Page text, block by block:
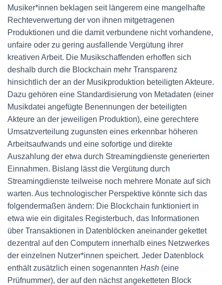
Musiker*innen beklagen seit längerem eine mangelhafte
Rechteverwertung der von ihnen mitgetragenen
Produktionen und die damit verbundene nicht vorhandene,
unfaire oder zu gering ausfallende Vergütung ihrer
kreativen Arbeit. Die Musikschaffenden erhoffen sich
deshalb durch die Blockchain mehr Transparenz
hinsichtlich der an der Musikproduktion beteiligten Akteure.
Dazu gehören eine Standardisierung von Metadaten (einer
Musikdatei angefügte Benennungen der beteiligten
Akteure an der jeweiligen Produktion), eine gerechtere
Umsatzverteilung zugunsten eines erkennbar höheren
Arbeitsaufwands und eine sofortige und direkte
Auszahlung der etwa durch Streamingdienste generierten
Einnahmen. Bislang lässt die Vergütung durch
Streamingdienste teilweise noch mehrere Monate auf sich
warten. Aus technologischer Perspektive könnte sich das
folgendermaßen ändern: Die Blockchain funktioniert in
etwa wie ein digitales Registerbuch, das Informationen
über Transaktionen in Datenblöcken aneinander gekettet
dezentral auf den Computern innerhalb eines Netzwerkes
der einzelnen Nutzer*innen speichert. Jeder Datenblock
enthält zusätzlich einen sogenannten Hash (eine
Prüfnummer), der auf den nächst angeketteten Block